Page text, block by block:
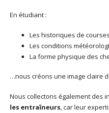
En étudiant :
Les historiques de courses
Les conditions
La forme physique des
…nous créons une image claire
Nous collectons également des
les entraîneurs, car leur